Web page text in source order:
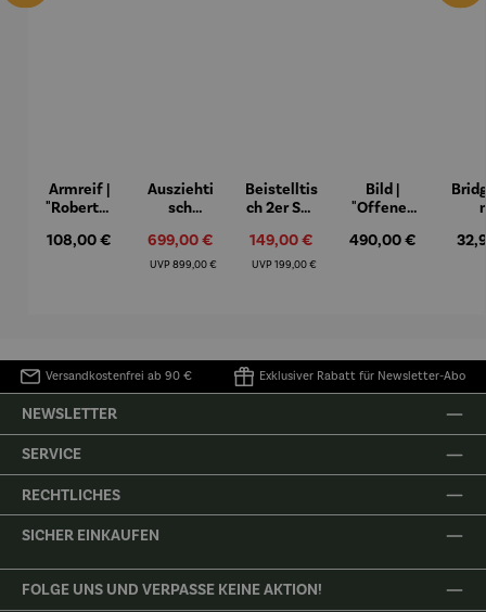
Armreif |
"Roberta"
Mütz
Regulärer Preis:
108,00 €
Ausziehti
sch
m – Valor
Verkaufspreis:
699,00 €
UVP Regulärer Preis:
899,00 €
Beistelltis
ch 2er Set
Verkaufspreis:
149,00 €
UVPRegulärer Preis:
199,00 €
Bild |
"Offenes
Collioure"
Regulärer Preis:
490,00 €
Versandkostenfrei ab 90 € Exklusiver Rabatt für Newsletter-Abo
NEWSLETTER
SERVICE
RECHTLICHES
SICHER EINKAUFEN
FOLGE UNS UND VERPASSE KEINE AKTION!